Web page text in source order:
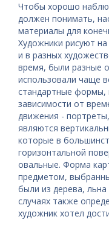
Чтобы хорошо
должен понимать,
материалы для
Художники рисуют
и в разных
время, были разные
использовали чаще
стандартные формы,
зависимости от
движения -
являются
которые в
горизонтальной
овальные. Форма
предметом,
были из дерева,
случаях также
художник хотел